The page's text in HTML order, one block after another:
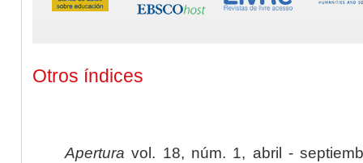
Otros índices
Apertura vol. 18, núm. 1, abril -